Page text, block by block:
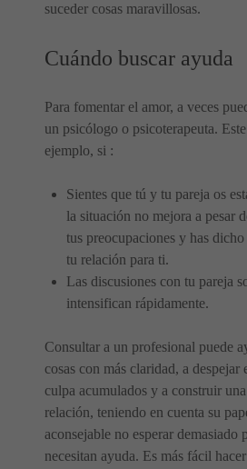
suceder cosas maravillosas.
Cuándo buscar ayuda
Para fomentar el amor, a veces
un psicólogo o psicoterapeuta.
ejemplo, si :
Sientes que tú y tu pareja os
la situación no mejora a pesar
tus preocupaciones y has
tu relación para ti.
Las discusiones con tu pareja
intensifican rápidamente.
Consultar a un profesional puede
cosas con más claridad, a despejar
culpa acumulados y a construir
relación, teniendo en cuenta su
aconsejable no esperar demasiado
necesitan ayuda. Es más fácil